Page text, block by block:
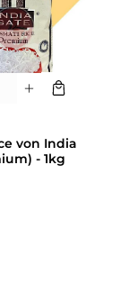
von India
- 1kg